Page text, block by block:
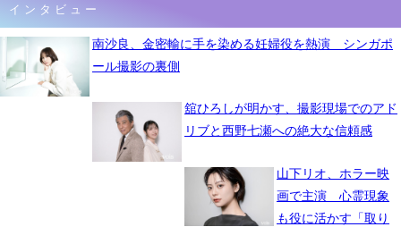
インタビュー
南沙良、金密輸に手を染める妊婦役を熱演 シンガポ
ール撮影の裏側
舘ひろしが明かす、撮影現場でのアド
リブと西野七瀬への絶大な信頼感
山下リオ、ホラー映
画で主演 心霊現象
も役に活かす「取り